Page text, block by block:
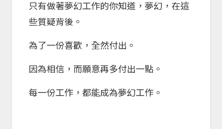
只有做著夢幻⼯作的你知道，夢幻，在這
些質疑背後。
為了⼀份喜歡，全然付出。
因為相信，而願意再多付出⼀點。
每⼀份⼯作，都能成為夢幻⼯作。